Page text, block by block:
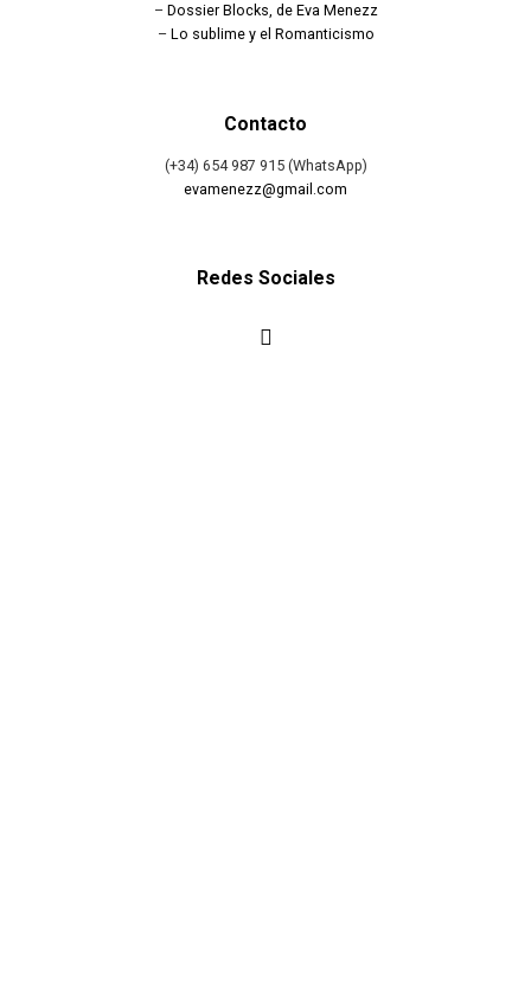
– Dossier Blocks, de Eva Menezz
– Lo sublime y el Romanticismo
Contacto
(+34) 654 987 915 (WhatsApp)
evamenezz@gmail.com
Redes Sociales